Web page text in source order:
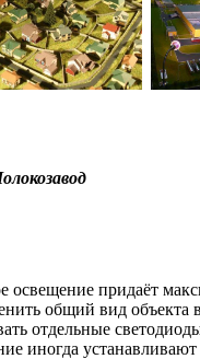
освещение придаёт
общий вид
отдельные
иногда